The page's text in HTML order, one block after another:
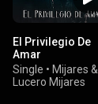
El Privilegio De
Amar
Single • Mijares &
Lucero Mijares